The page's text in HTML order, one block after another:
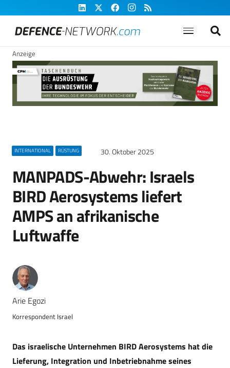
Anzeige
INTERNATIONAL RÜSTUNG 30. Oktober 2025
MANPADS-Abwehr: Israels
BIRD Aerosystems liefert
AMPS an afrikanische
Luftwaffe
Arie Egozi
Korrespondent Israel
Das israelische Unternehmen BIRD Aerosystems hat die
Lieferung, Integration und Inbetriebnahme seines